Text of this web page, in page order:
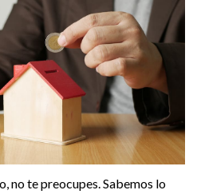
no te preocupes. Sabemos lo